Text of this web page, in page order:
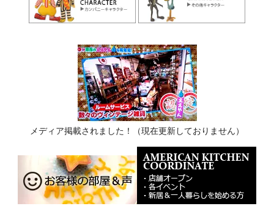
メディア掲載されました！（現在更新しておりません）